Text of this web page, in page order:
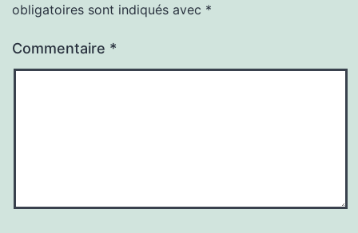
obligatoires sont indiqués avec *
Commentaire *